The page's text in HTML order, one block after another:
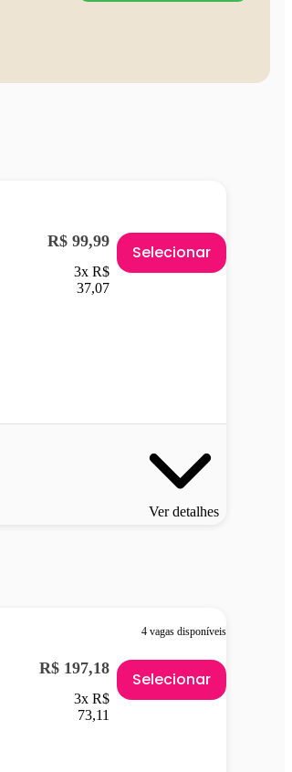
R$ 99,99
3x R$
37,07
Selecionar
Ver detalhes
4 vagas disponíveis
R$ 197,18
3x R$
73,11
Selecionar